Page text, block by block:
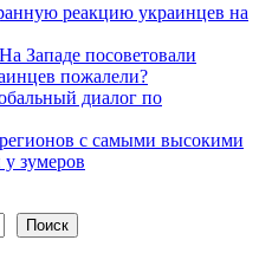
реакцию украинцев на
Западе посоветовали
пожалели?
диалог по
с самыми высокими
зумеров
Поиск